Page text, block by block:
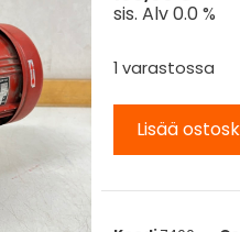
sis. Alv 0.0 %
1 varastossa
Lisää